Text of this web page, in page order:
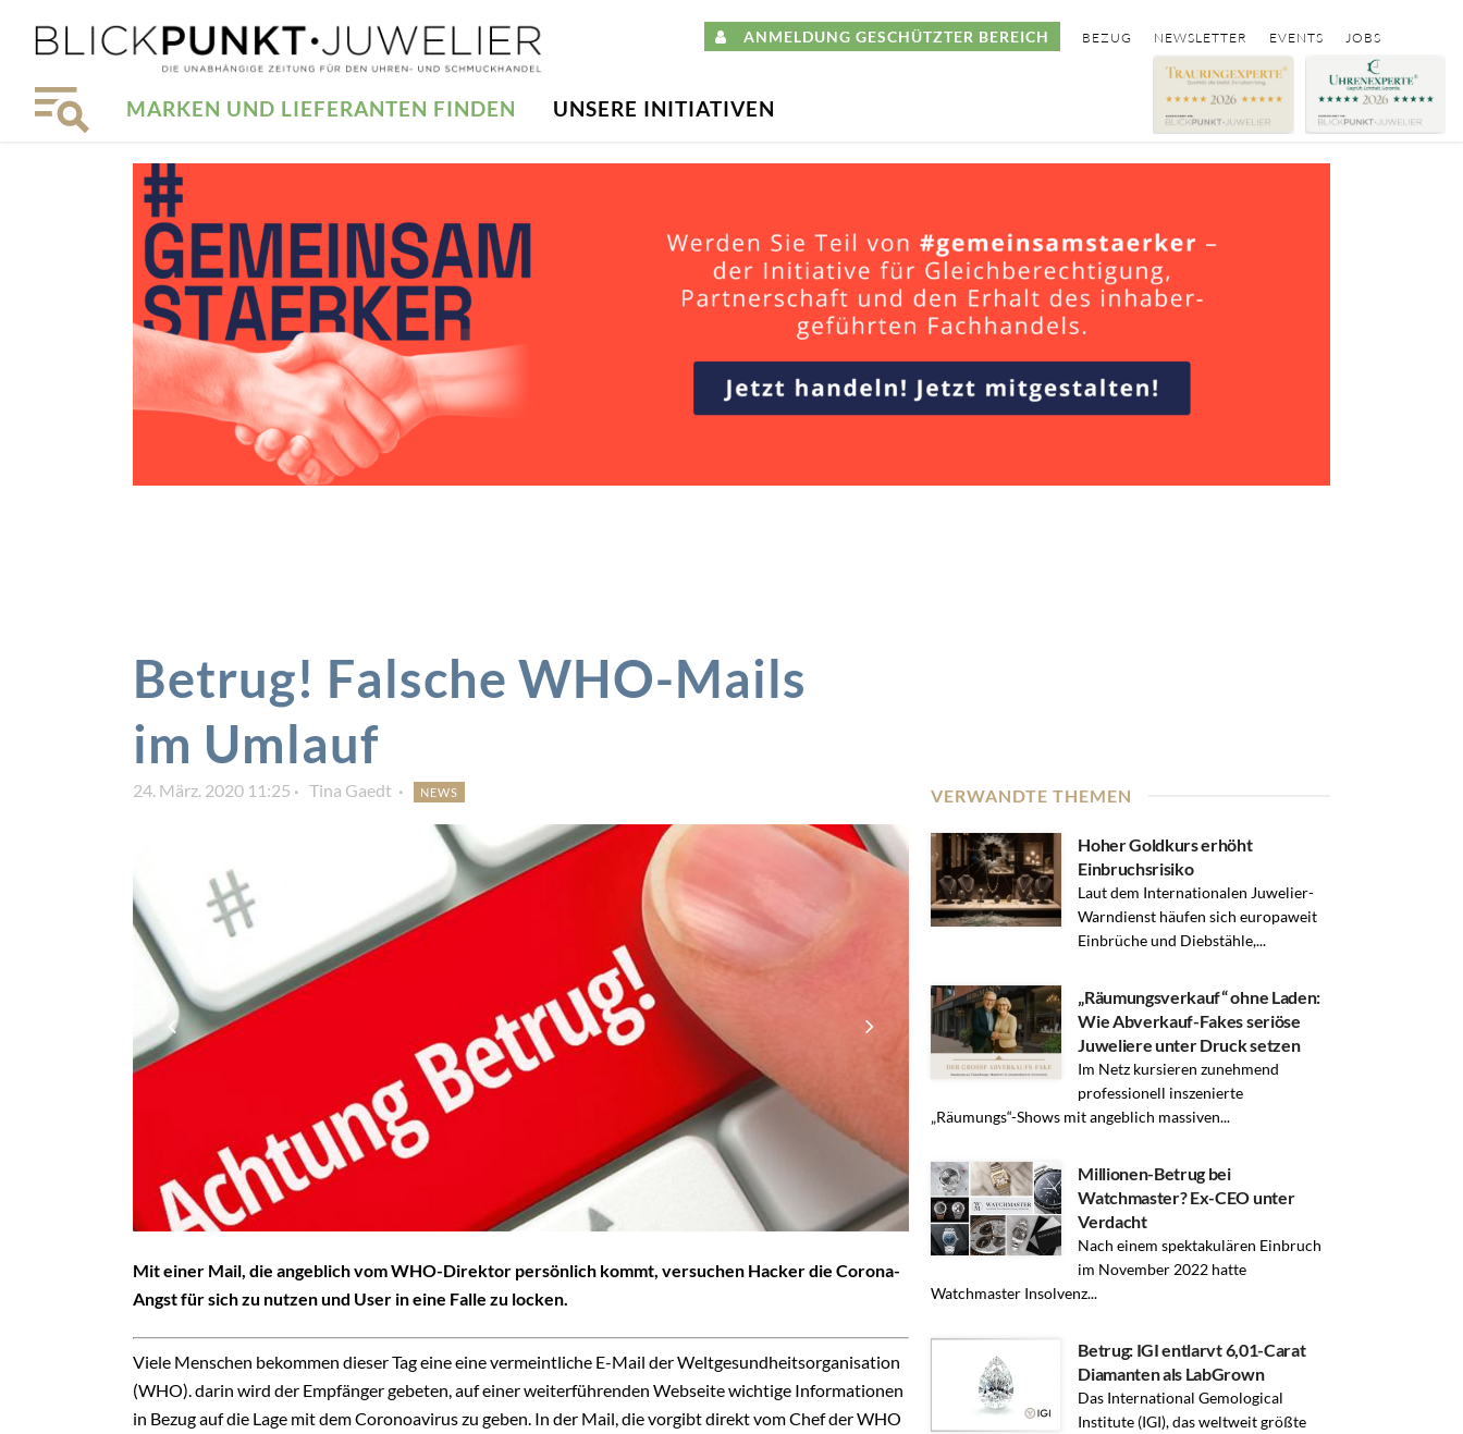
ANMELDUNG GESCHÜTZTER BEREICH BEZUG NEWSLETTER EVENTS JOBS
MARKEN UND LIEFERANTEN FINDEN UNSERE INITIATIVEN
Betrug! Falsche WHO-Mails
im Umlauf
24. März. 2020 11:25 Tina Gaedt NEWS
Mit einer Mail, die angeblich vom WHO-Direktor persönlich kommt, versuchen Hacker die Corona-
Angst für sich zu nutzen und User in eine Falle zu locken.
Viele Menschen bekommen dieser Tag eine eine vermeintliche E-Mail der Weltgesundheitsorganisation
(WHO). darin wird der Empfänger gebeten, auf einer weiterführenden Webseite wichtige Informationen
in Bezug auf die Lage mit dem Coronoavirus zu geben. In der Mail, die vorgibt direkt vom Chef der WHO
VERWANDTE THEMEN
Hoher Goldkurs erhöht
Einbruchsrisiko
Laut dem Internationalen Juwelier-
Warndienst häufen sich europaweit
Einbrüche und Diebstähle,...
„Räumungsverkauf“ ohne Laden:
Wie Abverkauf-Fakes seriöse
Juweliere unter Druck setzen
Im Netz kursieren zunehmend
professionell inszenierte
„Räumungs“-Shows mit angeblich massiven...
Millionen-Betrug bei
Watchmaster? Ex-CEO unter
Verdacht
Nach einem spektakulären Einbruch
im November 2022 hatte
Watchmaster Insolvenz...
Betrug: IGI entlarvt 6,01-Carat
Diamanten als LabGrown
Das International Gemological
Institute (IGI), das weltweit größte